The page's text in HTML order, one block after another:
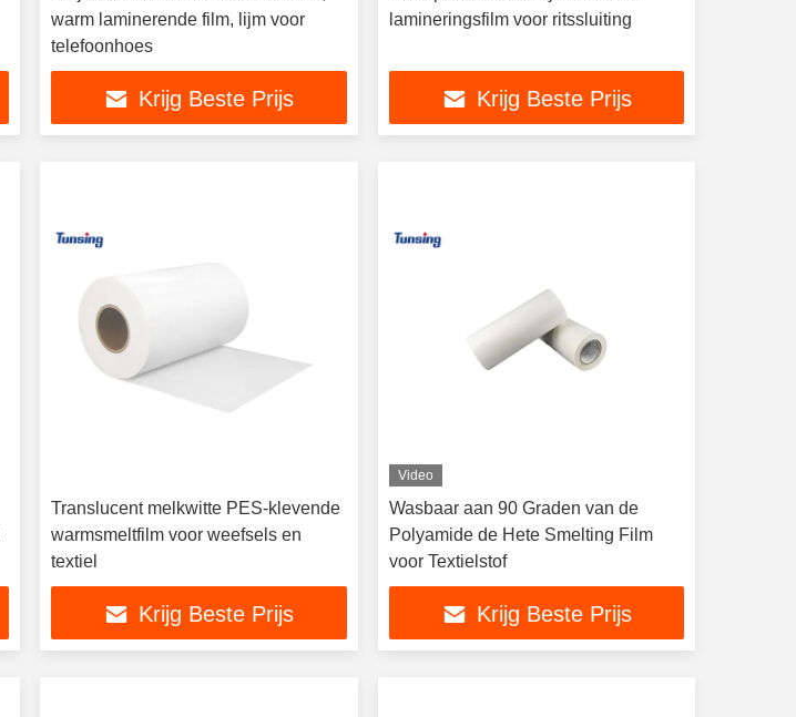
warm laminerende film, lijm voor
telefoonhoes
Krijg Beste Prijs
lamineringsfilm voor ritssluiting
Krijg Beste Prijs
Translucent melkwitte PES-klevende
warmsmeltfilm voor weefsels en
textiel
Krijg Beste Prijs
Video
Wasbaar aan 90 Graden van de
Polyamide de Hete Smelting Film
voor Textielstof
Krijg Beste Prijs